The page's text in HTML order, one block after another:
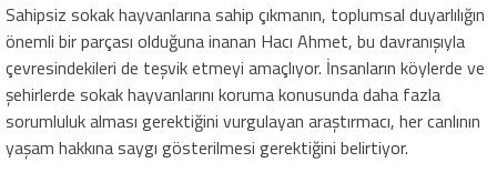
Sahipsiz sokak hayvanlarına sahip çıkmanın, toplumsal duyarlılığın
önemli bir parçası olduğuna inanan Hacı Ahmet, bu davranışıyla
çevresindekileri de teşvik etmeyi amaçlıyor. İnsanların köylerde ve
şehirlerde sokak hayvanlarını koruma konusunda daha fazla
sorumluluk alması gerektiğini vurgulayan araştırmacı, her canlının
yaşam hakkına saygı gösterilmesi gerektiğini belirtiyor.